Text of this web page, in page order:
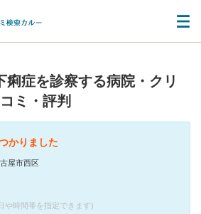
痢症を診察する病院・クリ
ミ・評判
かりました
屋市西区
や時間帯を指定できます)